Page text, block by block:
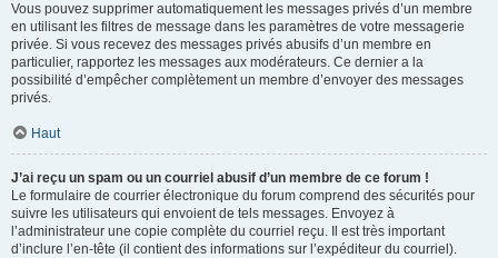
Vous pouvez supprimer automatiquement les messages privés d’un membre
en utilisant les filtres de message dans les paramètres de votre messagerie
privée. Si vous recevez des messages privés abusifs d’un membre en
particulier, rapportez les messages aux modérateurs. Ce dernier a la
possibilité d’empêcher complètement un membre d’envoyer des messages
privés.
Haut
J’ai reçu un spam ou un courriel abusif d’un membre de ce forum !
Le formulaire de courrier électronique du forum comprend des sécurités pour
suivre les utilisateurs qui envoient de tels messages. Envoyez à
l’administrateur une copie complète du courriel reçu. Il est très important
d’inclure l’en-tête (il contient des informations sur l’expéditeur du courriel).